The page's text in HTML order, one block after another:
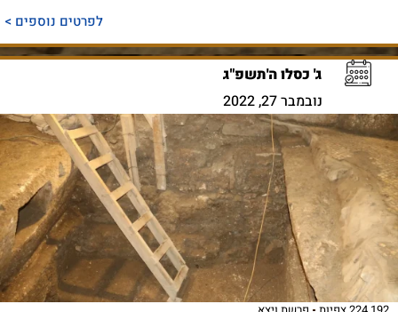
לפרטים נוספים >
ג' כסלו ה'תשפ"ג
נובמבר 27, 2022